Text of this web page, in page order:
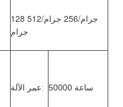
128 جرام/256 جرام/512
جرام
عمر الآلة: 50000 ساعة